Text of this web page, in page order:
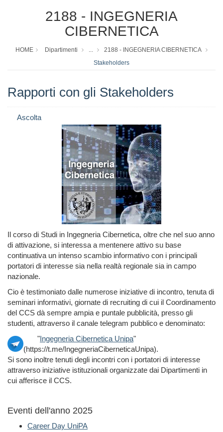
2188 - INGEGNERIA
CIBERNETICA
HOME Dipartimenti ...
2188 - INGEGNERIA CIBERNETICA
Stakeholders
Rapporti con gli Stakeholders
Ascolta
Il corso di Studi in Ingegneria Cibernetica, oltre che nel suo anno
di attivazione, si interessa a mentenere attivo su base
continuativa un intenso scambio informativo con i principali
portatori di interesse sia nella realtà regionale sia in campo
nazionale.
Cio è testimoniato dalle numerose iniziative di incontro, tenuta di
seminari informativi, giornate di recruiting di cui il Coordinamento
del CCS dà sempre ampia e puntale pubblicità, presso gli
studenti, attraverso il canale telegram pubblico e denominato:
"Ingegneria Cibernetica Unipa"
(https://t.me/IngegneriaCiberneticaUnipa).
Si sono inoltre tenuti degli incontri con i portatori di interesse
attraverso iniziative istituzionali organizzate dai Dipartimenti in
cui afferisce il CCS.
Eventi dell'anno 2025
Career Day UniPA